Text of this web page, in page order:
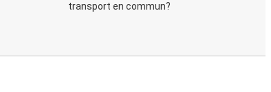
transport en commun?